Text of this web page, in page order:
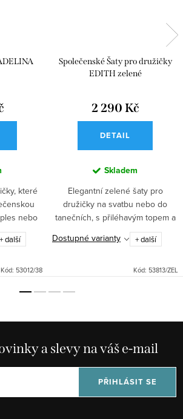
které
nebo
krátkým
+ další
Kód: 53012/38
Společenské Šaty pro družičky
EDITH zelené
2 290 Kč
DETAIL
Skladem
Elegantní zelené šaty pro
družičky na svatbu nebo do
tanečních, s přiléhavým topem a
empírovým pasem. Dlouhá sukně
jemně splývá, hrudní část je
Dostupné varianty + další
Kód: 53813/ZEL
a slevy na váš e-mail
PŘIHLÁSIT SE